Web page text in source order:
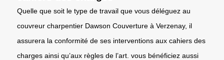
Quelle que soit le type de travail que vous déléguez au
couvreur charpentier Dawson Couverture à Verzenay, il
assurera la conformité de ses interventions aux cahiers des
charges ainsi qu’aux règles de l’art. vous bénéficiez aussi